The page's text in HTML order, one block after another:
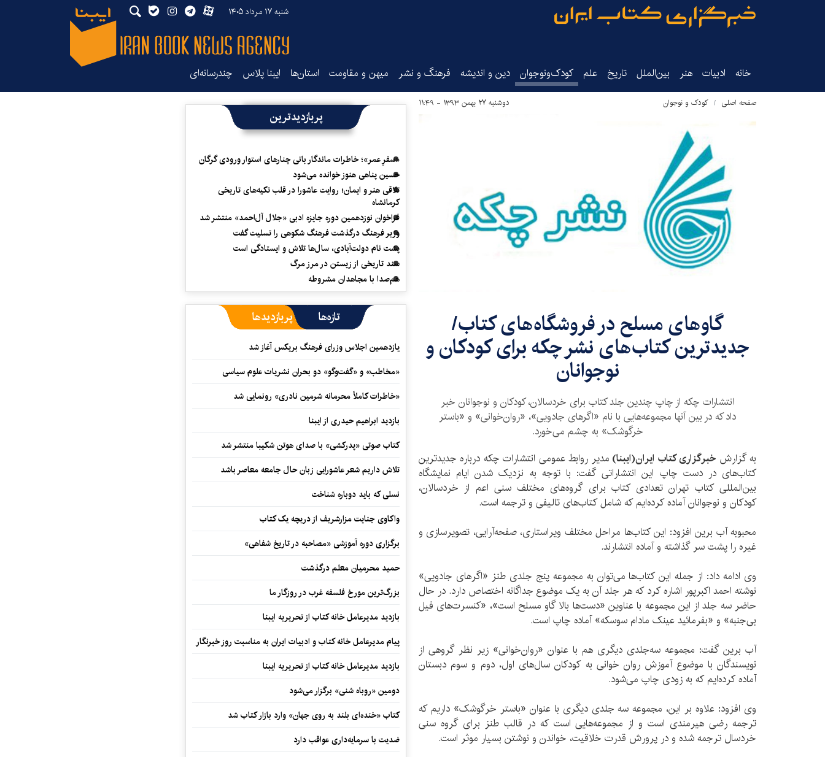
شنبه ۱۷ مرداد ۱۴۰۵
خانه ادبیات هنر بین‌الملل تاریخ‌ علم کودک‌ونوجوان دین و اندیشه فرهنگ و نشر میهن و مقاومت استان‌ها ایبنا پلاس چندرسانه‌ای
صفحه اصلی کودک و نوجوان دوشنبه ۲۷ بهمن ۱۳۹۳ - ۱۱:۴۹
گاوهای مسلح در فروشگاه‌های کتاب/
جدیدترین کتاب‌های نشر چکه برای کودکان و
نوجوانان
انتشارات چکه از چاپ چندین جلد کتاب برای خردسالان، کودکان و نوجوانان خبر
داد که در بین آنها مجموعه‌هایی با نام «اگرهای جادویی»، «روان‌خوانی» و «باستر
خرگوشک» به چشم می‌خورد.
به گزارش خبرگزاری کتاب ایران(ایبنا) مدیر روابط عمومی انتشارات چکه درباره جدیدترین
کتاب‌های در دست چاپ این انتشاراتی گفت: با توجه به نزدیک شدن ایام نمایشگاه
بین‌‌المللی کتاب تهران تعدادی کتاب برای گروه‌های مختلف سنی اعم از خردسالان،
کودکان و نوجوانان آماده کرده‌ایم که شامل کتاب‌های تالیفی و ترجمه است.
محبوبه آب برین افزود: این کتاب‌ها مراحل مختلف ویراستاری، صفحه‌آرایی، تصویرسازی و
غیره را پشت سر گذاشته و آماده انتشارند.
وی ادامه داد: از جمله این کتاب‌ها می‌توان به مجموعه پنج جلدی طنز «اگرهای جادویی»
نوشته احمد اکبرپور اشاره کرد که هر جلد آن به یک موضوع جداگانه اختصاص دارد. در حال
حاضر سه جلد از این مجموعه با عناوین «دست‌ها بالا گاو مسلح است»، «کنسرت‌های فیل
بی‌جنبه» و «بفرمائید عینک مادام سوسکه» آماده چاپ است.
آب برین گفت: مجموعه سه‌جلدی دیگری هم با عنوان «روان‌خوانی» زیر نظر گروهی از
نویسندگان با موضوع آموزش روان خوانی به کودکان سال‌های اول، دوم و سوم دبستان
آماده کرده‌ایم که به زودی چاپ می‌شود.
وی افزود: علاوه بر این، مجموعه سه جلدی دیگری با عنوان «باستر خرگوشک» داریم که
ترجمه رضی هیرمندی است و از مجموعه‌هایی است که در قالب طنز برای گروه سنی
خردسال ترجمه شده و در پرورش قدرت خلاقیت، خواندن و نوشتن بسیار موثر است.
پربازدیدترین
«سفرِ عمر»؛ خاطرات ماندگار بانی چنارهای استوار ورودی گرگان
حسین پناهی هنوز خوانده می‌شود
تلاقی هنر و ایمان؛ روایت عاشورا در قلب تکیه‌های تاریخی
کرمانشاه
فراخوان نوزدهمین دوره جایزه ادبی «جلال آل‌احمد» منتشر شد
وزیر فرهنگ درگذشت فرهنگ شکوهی را تسلیت گفت
پشت نام دولت‌آبادی، سال‌ها تلاش و ایستادگی است
سند تاریخی از زیستن در مرز مرگ
هم‌صدا با مجاهدان مشروطه
تازه‌ها پربازدیدها
یازدهمین اجلاس وزرای فرهنگ بریکس آغاز شد
«مخاطب» و «گفت‌وگو» دو بحران نشریات علوم سیاسی
«خاطرات کاملاً محرمانه شرمین نادری» رونمایی شد
بازدید ابراهیم حیدری از ایبنا
کتاب صوتی «پدرکشی» با صدای هوتن شکیبا منتشر شد
تلاش داریم شعر عاشورایی زبان حال جامعه معاصر باشد
نسلی که باید دوباره شناخت
واکاوی جنایت مزارشریف از دریچه یک کتاب
برگزاری دوره آموزشی «مصاحبه در تاریخ شفاهی»
حمید محرمیان معلم درگذشت
بزرگ‌ترین مورخ فلسفه غرب در روزگار ما
بازدید مدیرعامل خانه کتاب از تحریریه ایبنا
پیام مدیرعامل خانه کتاب و ادبیات ایران به مناسبت روز خبرنگار
بازدید مدیرعامل خانه کتاب از تحریریه ایبنا
دومین «روباه شنی» برگزار می‌شود
کتاب «خنده‌ای بلند به روی جهان» وارد بازار کتاب شد
ضدیت با سرمایه‌داری عواقب دارد